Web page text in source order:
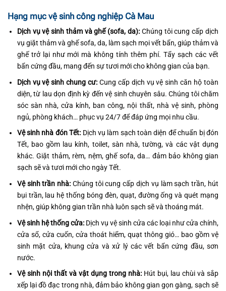
Hạng mục vệ sinh công nghiệp Cà Mau
Dịch vụ vệ sinh thảm và ghế (sofa, da): Chúng tôi cung cấp dịch
vụ giặt thảm và ghế sofa, da, làm sạch mọi vết bẩn, giúp thảm và
ghế trở lại như mới mà không tính thêm phí. Tẩy sạch các vết
bẩn cứng đầu, mang đến sự tươi mới cho không gian của bạn.
Dịch vụ vệ sinh chung cư: Cung cấp dịch vụ vệ sinh căn hộ toàn
diện, từ lau dọn định kỳ đến vệ sinh chuyên sâu. Chúng tôi chăm
sóc sàn nhà, cửa kính, ban công, nội thất, nhà vệ sinh, phòng
ngủ, phòng khách… phục vụ 24/7 để đáp ứng mọi nhu cầu.
Vệ sinh nhà đón Tết: Dịch vụ làm sạch toàn diện để chuẩn bị đón
Tết, bao gồm lau kính, toilet, sàn nhà, tường, và các vật dụng
khác. Giặt thảm, rèm, nệm, ghế sofa, da… đảm bảo không gian
sạch sẽ và tươi mới cho ngày Tết.
Vệ sinh trần nhà: Chúng tôi cung cấp dịch vụ làm sạch trần, hút
bụi trần, lau hệ thống bóng đèn, quạt, đường ống và quét mạng
nhện, giúp không gian trần nhà luôn sạch sẽ và thoáng mát.
Vệ sinh hệ thống cửa:Dịch vụ vệ sinh cửa các loại như cửa chính,
cửa sổ, cửa cuốn, cửa thoát hiểm, quạt thông gió… bao gồm vệ
sinh mặt cửa, khung cửa và xử lý các vết bẩn cứng đầu, sơn
nước.
Vệ sinh nội thất và vật dụng trong nhà:Hút bụi, lau chùi và sắp
xếp lại đồ đạc trong nhà, đảm bảo không gian gọn gàng, sạch sẽ